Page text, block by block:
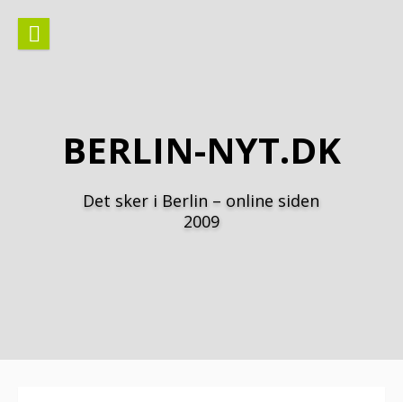
indhold
BERLIN-NYT.DK
Det sker i Berlin – online siden
2009